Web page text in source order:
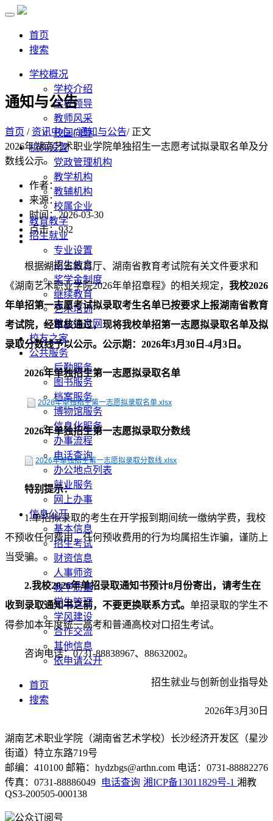
首页
搜索
学校概况
学校介绍
学校领导
教师风采
校园向导
机构设置
党政管理机构
教学机构
教辅机构
校属企业
教育教学
招生就业
专业设置
招生信息
奖学金制度
继续教育
艺术培训
就业信息网
校友之家
公共服务
后勤服务
图书服务
档案服务
博物馆服务
信息化服务
办事流程
电话查询
办公地点列表
就业服务
网上办事
信息公开
基本信息
招生考试
财资信息
人事师资
教学质量
学生管理
学风建设
合作交流
其他信息
依申请公开
首页
搜索
通知与公告
首页 / 资讯中心/通知与公告/ 正文
2026年湖南艺术职业学院单独招生一志愿考试拟录取名单及分
数线公示
作者：
来源：
时间：2026-03-30
点击：932
根据湖南省教育厅、湖南省教育考试院有关文件要求和
《湖南艺术职业学院2026年单招章程》的相关规定， 我校2026
年单招第一志愿考试拟录取考生名单已按要求上报湖南省教育
考试院，经审核通过，现将我校单招第一志愿拟录取名单及拟
录取分数线予以公示。公示期：2026年3月 30 日-4月 3 日。
2026年单独招生第一志愿拟录取名单
2026年单独招生第一志愿拟录取名单.xlsx
2026年单独招生第一志愿拟录取分数线
2026年单独招生第一志愿拟录取分数线.xlsx
特别提示：
1.单招拟录取的考生在开学报到期间统一缴纳学费，我校
不预收任何费用，任何预收费用的行为均属招生诈骗，谨防上
当受骗。
2.我校2026年单招录取通知书预计8月份寄出，请考生在
收到录取通知书之前，不要更换联系方式。 单招录取的学生不
得参加本年度统一高考和普通高校对口招生考试。
咨询电话：0731-88838967、88632002。
招生就业与创新创业指导处
2026年3月30日
湖南艺术职业学院（湖南省艺术学校）长沙经济开发区（星沙
街道）特立东路719号
邮编：410100 邮箱：hydzbgs@arthn.com 电话：0731-88882276
传真：0731-88886049
电话查询 湘ICP备13011829号-1 湘教
QS3-200505-000138
公众订阅号